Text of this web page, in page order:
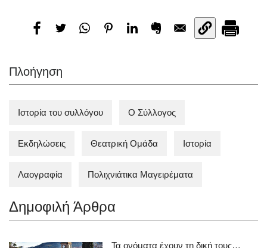
Πλοήγηση
Ιστορία του συλλόγου Ο Σύλλογος
Εκδηλώσεις Θεατρική Ομάδα Ιστορία
Λαογραφία Πολιχνιάτικα Mαγειρέματα
Δημοφιλή Άρθρα
Τα ονόματα έχουν τη δική τους…